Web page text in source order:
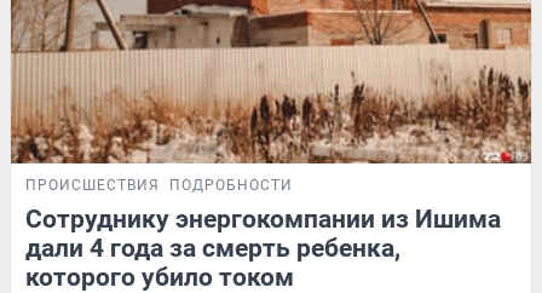
ПРОИСШЕСТВИЯ ПОДРОБНОСТИ
Сотруднику энергокомпании из Ишима
дали 4 года за смерть ребенка,
которого убило током